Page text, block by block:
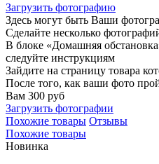
Загрузить фотографию
Здесь могут быть Ваши
Сделайте несколько
В блоке «Домашняя
следуйте инструкциям
Зайдите на страницу товара
После того, как ваши фото
Вам 300 руб
Загрузить фотографии
Похожие товары Отзывы
Похожие товары
Новинка